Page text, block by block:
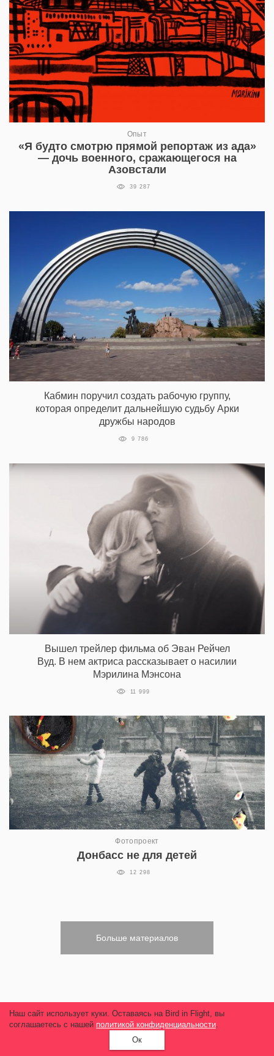
Опыт
«Я будто смотрю прямой репортаж из ада»
— дочь военного, сражающегося на
Азовстали
39 287
Кабмин поручил создать рабочую группу,
которая определит дальнейшую судьбу Арки
дружбы народов
9 786
Вышел трейлер фильма об Эван Рейчел
Вуд. В нем актриса рассказывает о насилии
Мэрилина Мэнсона
11 999
Фотопроект
Донбасс не для детей
12 298
Больше материалов
Наш сайт использует куки. Оставаясь на Bird in Flight, вы
соглашаетесь с нашей политикой конфиденциальности.
Ок